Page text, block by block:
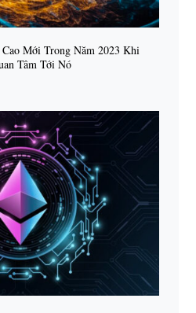
Mới Trong Năm 2023 Khi
Tâm Tới Nó